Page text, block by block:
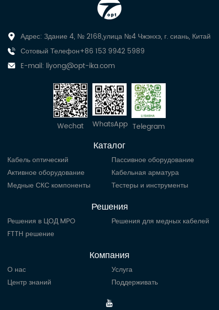
Адрес: Здание 4, № 2168,улица №4 Чжэнхэ, г. сиань, Китай
Сотовый Телефон+86 153 9942 5989
E-mail: liyong@opt-ika.com
Wechat WhatsApp Telegram
Каталог
Кабель оптический
Пассивное оборудование
Активное оборудование
Кабельная арматура
Медные СКС компоненты
Тестеры и инструменты
Решения
Решения в ЦОД MPO
Решения для медных кабелей
FTTH решение
Компания
О нас
Услуга
Центр знаний
Поддерживать